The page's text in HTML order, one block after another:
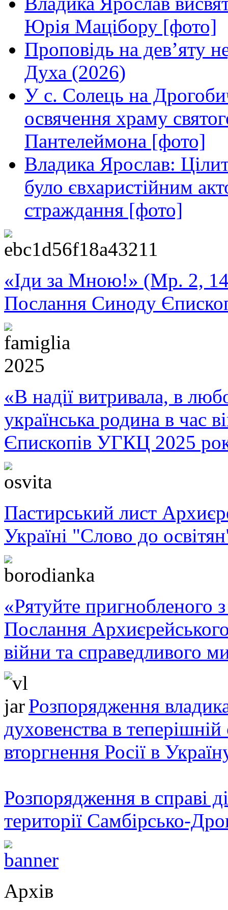
Юрія Мацібору [фото]
Проповідь на дев’яту
Духа (2026)
У с. Солець на
освячення храму
Пантелеймона [фото]
Владика Ярослав:
було євхаристійним
страждання [фото]
«Іди за Мною!» (Мр. 2,
Послання Синоду
«В надії витривала, в
українська родина в час
Єпископів УГКЦ 2025
Пастирський лист
Україні "Слово до
«Рятуйте пригнобленого
Послання
війни та справедливого
Розпорядження
духовенства в теперішній
вторгнення Росії в
Розпорядження в справі
території Самбірсько-
Архів